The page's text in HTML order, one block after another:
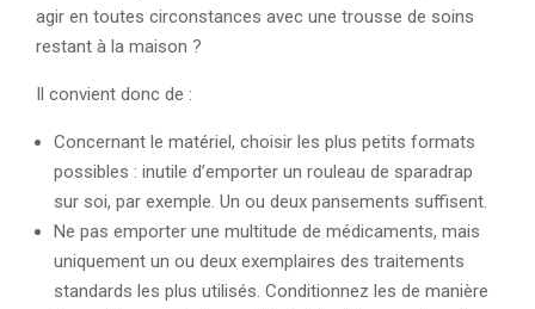
agir en toutes circonstances avec une trousse de soins
restant à la maison ?
Il convient donc de :
Concernant le matériel, choisir les plus petits formats
possibles : inutile d’emporter un rouleau de sparadrap
sur soi, par exemple. Un ou deux pansements suffisent.
Ne pas emporter une multitude de médicaments, mais
uniquement un ou deux exemplaires des traitements
standards les plus utilisés. Conditionnez les de manière